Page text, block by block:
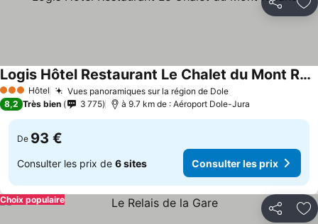
Partager
3 ÉtoilesHôtel Vues panoramiques sur la région de Dole
Logis Hôtel Restaurant Le Chalet du Mont Roland
8,2 Très bien 3 775 à 9.7 km de : Aéroport Dole-Jura
De 93 €
Consulter les prix de 6 sites Consulter les prix
Partager
Choix populaire